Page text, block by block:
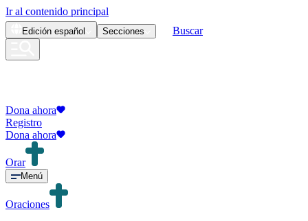
Ir al contenido principal
Edición español Secciones Buscar
Dona ahora
Registro
Dona ahora
Orar
Menú
Oraciones